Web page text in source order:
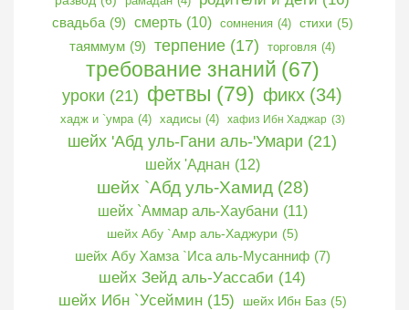
свадьба (9) смерть (10) сомнения (4) стихи (5)
таяммум (9) терпение (17) торговля (4)
требование знаний (67)
уроки (21) фетвы (79) фикх (34)
хадж и `умра (4) хадисы (4) хафиз Ибн Хаджар (3)
шейх 'Абд уль-Гани аль-'Умари (21)
шейх 'Аднан (12)
шейх `Абд уль-Хамид (28)
шейх `Аммар аль-Хаубани (11)
шейх Абу `Амр аль-Хаджури (5)
шейх Абу Хамза `Иса аль-Мусанниф (7)
шейх Зейд аль-Уассаби (14)
шейх Ибн `Усеймин (15) шейх Ибн Баз (5)